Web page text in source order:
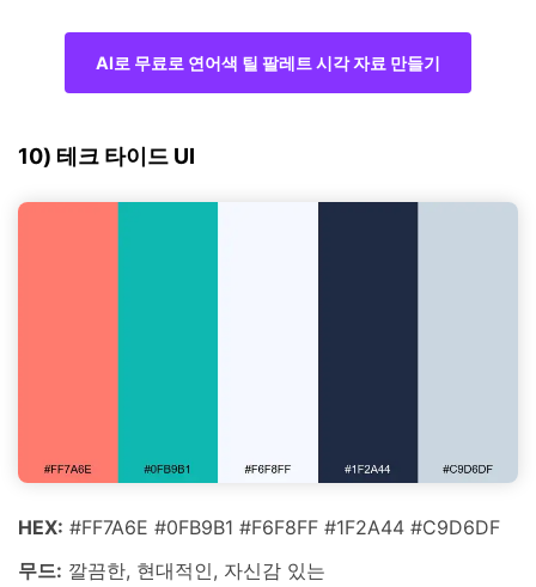
AI로 무료로 연어색 틸 팔레트 시각 자료 만들기
10) 테크 타이드 UI
HEX: #FF7A6E #0FB9B1 #F6F8FF #1F2A44 #C9D6DF
무드: 깔끔한, 현대적인, 자신감 있는